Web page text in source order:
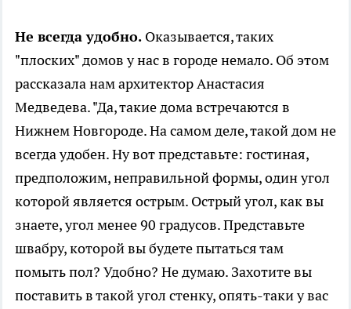
Не всегда удобно. Оказывается, таких
"плоских" домов у нас в городе немало. Об этом
рассказала нам архитектор Анастасия
Медведева. "Да, такие дома встречаются в
Нижнем Новгороде. На самом деле, такой дом не
всегда удобен. Ну вот представьте: гостиная,
предположим, неправильной формы, один угол
которой является острым. Острый угол, как вы
знаете, угол менее 90 градусов. Представьте
швабру, которой вы будете пытаться там
помыть пол? Удобно? Не думаю. Захотите вы
поставить в такой угол стенку, опять-таки у вас